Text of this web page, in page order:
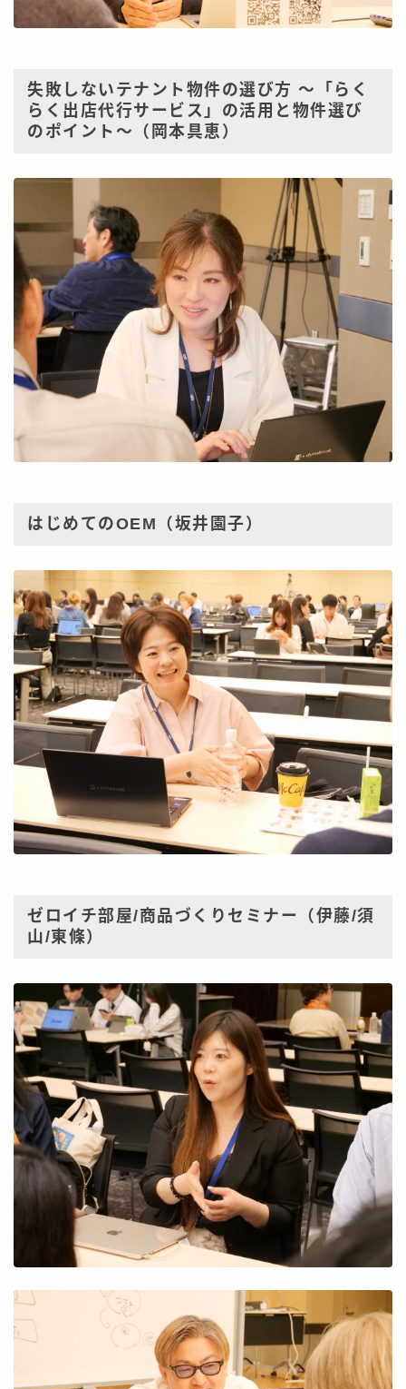
失敗しないテナント物件の選び方 〜「らく
らく出店代行サービス」の活用と物件選び
のポイント〜（岡本具恵）
はじめてのOEM（坂井園子）
ゼロイチ部屋/商品づくりセミナー（伊藤/須
山/東條）